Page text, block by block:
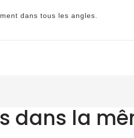
dans tous les angles.
dans la